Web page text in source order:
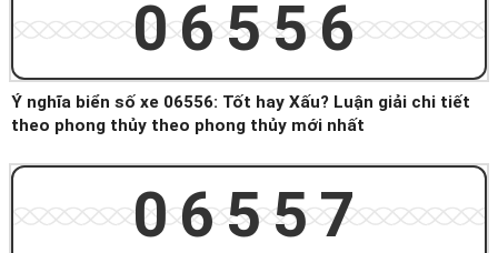
06556
Ý nghĩa biển số xe 06556: Tốt hay Xấu? Luận giải chi tiết
theo phong thủy theo phong thủy mới nhất
06557